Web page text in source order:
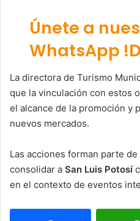
Únete a
WhatsApp
La directora de Turismo
que la vinculación con estos
el alcance de la promoción y
nuevos mercados.
Las acciones forman parte
consolidar a San Luis Potosí
en el contexto de eventos